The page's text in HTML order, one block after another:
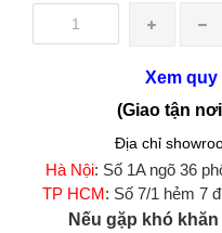
Xem
(Giao tận
Địa chỉ
Hà Nội: Số 1A ngõ 36
TP HCM : Số 7/1 hẻm 7
Nếu gặp khó